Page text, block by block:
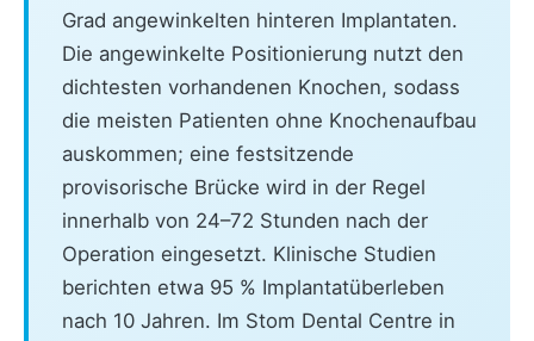
Grad angewinkelten hinteren Implantaten.
Die angewinkelte Positionierung nutzt den
dichtesten vorhandenen Knochen, sodass
die meisten Patienten ohne Knochenaufbau
auskommen; eine festsitzende
provisorische Brücke wird in der Regel
innerhalb von 24–72 Stunden nach der
Operation eingesetzt. Klinische Studien
berichten etwa 95 % Implantatüberleben
nach 10 Jahren. Im Stom Dental Centre in